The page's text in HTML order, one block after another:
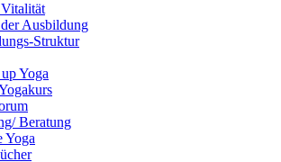
Ausbildung
Struktur
Yoga
Beratung
Yoga